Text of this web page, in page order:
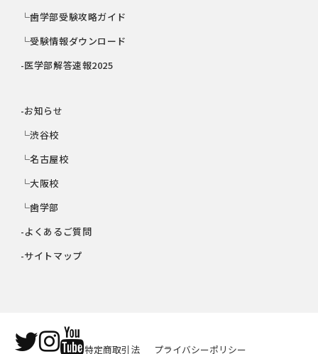
└歯学部受験攻略ガイド
└受験情報ダウンロード
-医学部解答速報2025
-お知らせ
└渋谷校
└名古屋校
└大阪校
└歯学部
-よくあるご質問
-サイトマップ
特定商取引法 プライバシーポリシー